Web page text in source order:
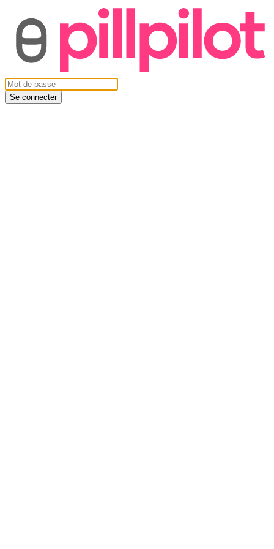
Se connecter